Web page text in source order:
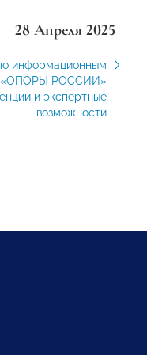
28 Апреля 2025
информационным
«ОПОРЫ РОССИИ»
и экспертные
возможности